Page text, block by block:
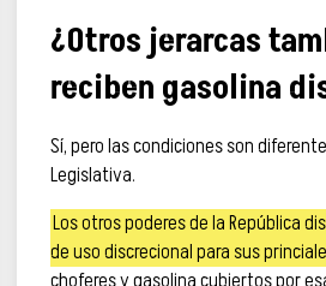
¿Otros jerarcas
reciben gasolina
Sí, pero las condiciones son
Legislativa.
Los otros poderes de la República
de uso discrecional para sus